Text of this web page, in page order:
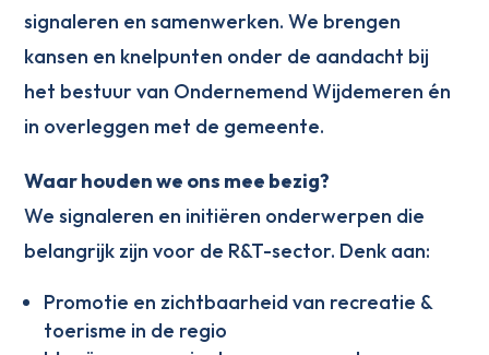
signaleren en samenwerken. We brengen
kansen en knelpunten onder de aandacht bij
het bestuur van Ondernemend Wijdemeren én
in overleggen met de gemeente.
Waar houden we ons mee bezig?
We signaleren en initiëren onderwerpen die
belangrijk zijn voor de R&T-sector. Denk aan:
Promotie en zichtbaarheid van recreatie &
toerisme in de regio